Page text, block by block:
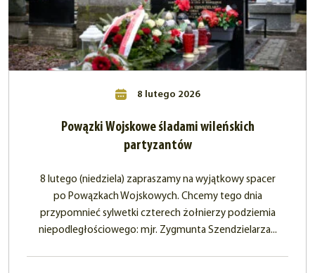
8 lutego 2026
Powązki Wojskowe śladami wileńskich
partyzantów
8 lutego (niedziela) zapraszamy na wyjątkowy spacer
po Powązkach Wojskowych. Chcemy tego dnia
przypomnieć sylwetki czterech żołnierzy podziemia
niepodległościowego: mjr. Zygmunta Szendzielarza...